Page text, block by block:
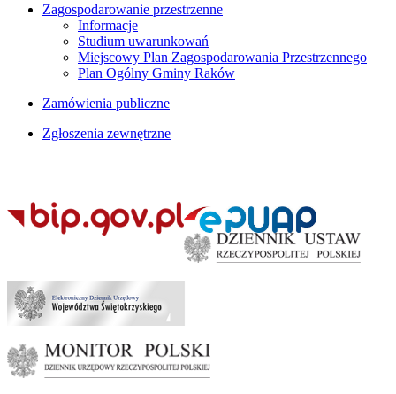
Zagospodarowanie przestrzenne
Informacje
Studium uwarunkowań
Miejscowy Plan Zagospodarowania Przestrzennego
Plan Ogólny Gminy Raków
Zamówienia publiczne
Zgłoszenia zewnętrzne